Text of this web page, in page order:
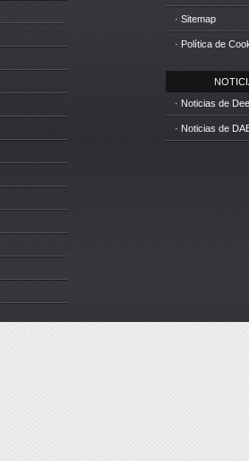
· Sitemap
· Política de
· Noticias de
· Noticias de